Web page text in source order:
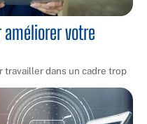
votre
dans un cadre trop